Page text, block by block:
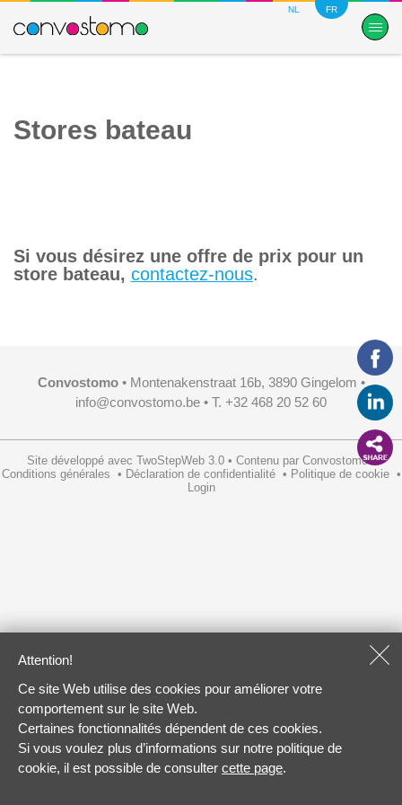
NL FR
Stores bateau
Si vous désirez une offre de prix pour un
store bateau, contactez-nous.
Convostomo• Montenakenstraat 16b, 3890 Gingelom •
info@convostomo.be • T. +32 468 20 52 60
Site développé avec TwoStepWeb 3.0 • Contenu par Convostomo •
Conditions générales • Déclaration de confidentialité • Politique de cookie •
Login
Attention!
Ce site Web utilise des cookies pour améliorer votre
comportement sur le site Web.
Certaines fonctionnalités dépendent de ces cookies.
Si vous voulez plus d’informations sur notre politique de
cookie, il est possible de consulter cette page.